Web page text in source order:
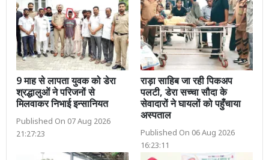
9 माह से लापता युवक को डेरा
श्रद्धालुओं ने परिजनों से
मिलवाकर निभाई इन्सानियत
Published On 07 Aug 2026
21:27:23
राड़ा साहिब जा रही पिकअप
पलटी, डेरा सच्चा सौदा के
सेवादारों ने घायलों को पहुँचाया
अस्पताल
Published On 06 Aug 2026
16:23:11